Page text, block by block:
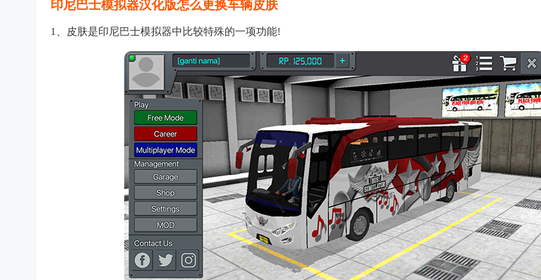
印尼巴士模拟器汉化版怎么更换车辆皮肤
1、皮肤是印尼巴士模拟器中比较特殊的一项功能!